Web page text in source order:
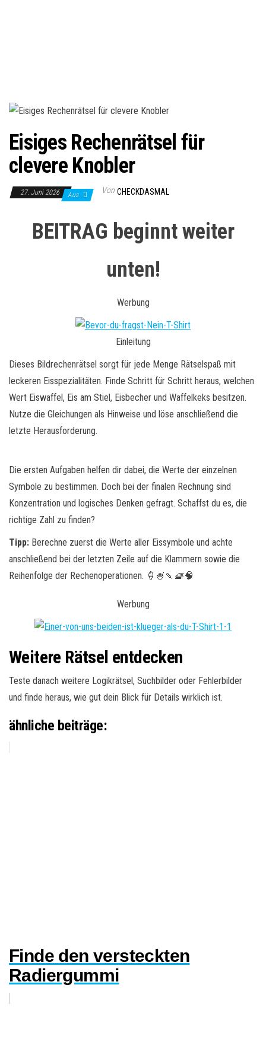
Eisiges Rechenrätsel für
clevere Knobler
27. Juni 2026 Aus Von CHECKDASMAL
BEITRAG beginnt weiter
unten!
Werbung
Einleitung
Dieses Bildrechenrätsel sorgt für jede Menge Rätselspaß mit
leckeren Eisspezialitäten. Finde Schritt für Schritt heraus, welchen
Wert Eiswaffel, Eis am Stiel, Eisbecher und Waffelkeks besitzen.
Nutze die Gleichungen als Hinweise und löse anschließend die
letzte Herausforderung.
Die ersten Aufgaben helfen dir dabei, die Werte der einzelnen
Symbole zu bestimmen. Doch bei der finalen Rechnung sind
Konzentration und logisches Denken gefragt. Schaffst du es, die
richtige Zahl zu finden?
Tipp: Berechne zuerst die Werte aller Eissymbole und achte
anschließend bei der letzten Zeile auf die Klammern sowie die
Reihenfolge der Rechenoperationen. 🍦🍧🍡🧇🧠
Werbung
Weitere Rätsel entdecken
Teste danach weitere Logikrätsel, Suchbilder oder Fehlerbilder
und finde heraus, wie gut dein Blick für Details wirklich ist.
ähnliche beiträge:
Finde den versteckten
Radiergummi